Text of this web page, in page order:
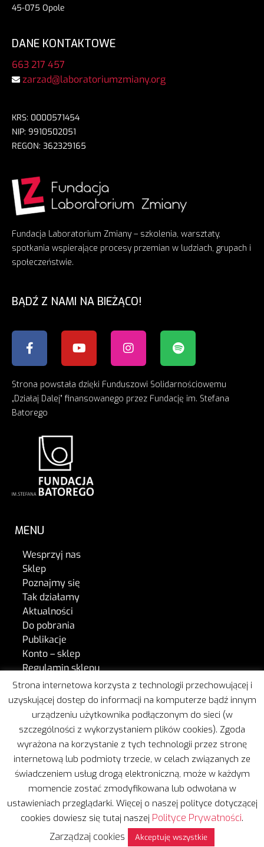
Fundacja Laboratorium Zmiany – szkolenia, warsztaty,
spotkania wspierające procesy przemian w ludziach, grupach i
społeczeństwie.
BĄDŹ Z NAMI NA BIEŻĄCO!
Strona powstała dzięki Funduszowi Solidarnościowemu
„Działaj Dalej” finansowanego przez Fundację im. Stefana
Batorego
MENU
Wesprzyj nas
Sklep
Poznajmy się
Tak działamy
Aktualności
Do pobrania
Publikacje
Konto – sklep
Regulamin sklepu
Kontakt
W naszej pracy wspiera nas Freshmail.
45-075 Opole
DANE KONTAKTOWE
663 217 457
zarzad@laboratoriumzmiany.org
KRS: 0000571454
NIP: 9910502051
REGON: 362329165
Copyright © 2020 | Wszelkie prawa zastrzeżone
Projekt i realizacja:Leżę i Pracuję
Polityka prywatności
Strona internetowa korzysta z technologii przechowującej i
uzyskującej dostęp do informacji na komputerze bądź innym
urządzeniu użytkownika podłączonym do sieci (w
szczególności z wykorzystaniem plików cookies). Zgoda
wyrażona na korzystanie z tych technologii przez stronę
internetową lub podmioty trzecie, w celach związanych ze
świadczeniem usług drogą elektroniczną, może w każdym
momencie zostać zmodyfikowana lub odwołana w
ustawieniach przeglądarki. Więcej o naszej polityce dotyczącej
cookies dowiesz się tutaj naszej Polityce Prywatności.
Zarządzaj cookies Akceptuję wszystkie